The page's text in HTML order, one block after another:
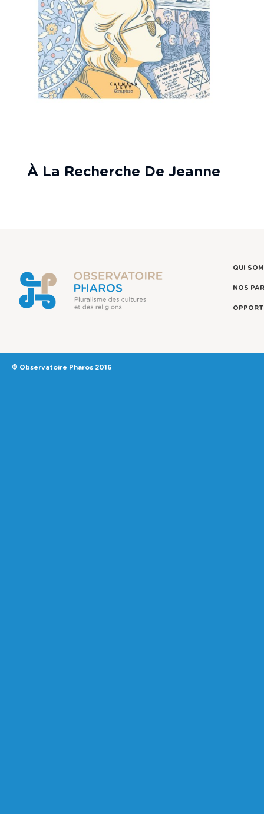
À La Recherche De Jeanne
QUI
NOS
© Observatoire Pharos 2016